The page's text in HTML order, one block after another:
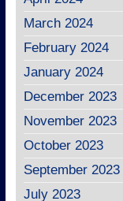
March 2024
February 2024
January 2024
December 2023
November 2023
October 2023
September 2023
July 2023